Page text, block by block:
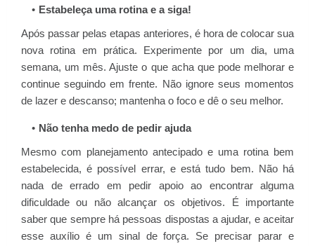
Estabeleça uma rotina e a siga!
Após passar pelas etapas anteriores, é hora de colocar sua
nova rotina em prática. Experimente por um dia, uma
semana, um mês. Ajuste o que acha que pode melhorar e
continue seguindo em frente. Não ignore seus momentos
de lazer e descanso; mantenha o foco e dê o seu melhor.
Não tenha medo de pedir ajuda
Mesmo com planejamento antecipado e uma rotina bem
estabelecida, é possível errar, e está tudo bem. Não há
nada de errado em pedir apoio ao encontrar alguma
dificuldade ou não alcançar os objetivos. É importante
saber que sempre há pessoas dispostas a ajudar, e aceitar
esse auxílio é um sinal de força. Se precisar parar e